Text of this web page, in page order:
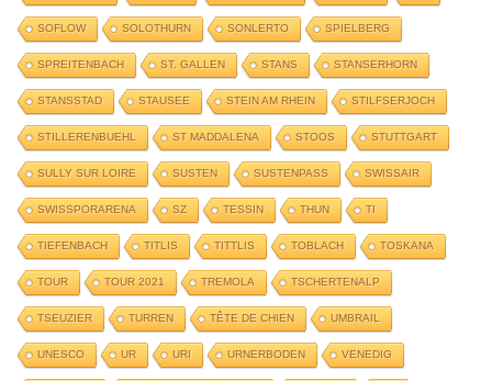
SOFLOW SOLOTHURN SONLERTO SPIELBERG
SPREITENBACH ST. GALLEN STANS STANSERHORN
STANSSTAD STAUSEE STEIN AM RHEIN STILFSERJOCH
STILLERENBUEHL ST MADDALENA STOOS STUTTGART
SULLY SUR LOIRE SUSTEN SUSTENPASS SWISSAIR
SWISSPORARENA SZ TESSIN THUN TI
TIEFENBACH TITLIS TITTLIS TOBLACH TOSKANA
TOUR TOUR 2021 TREMOLA TSCHERTENALP
TSEUZIER TURREN TÊTE DE CHIEN UMBRAIL
UNESCO UR URI URNERBODEN VENEDIG